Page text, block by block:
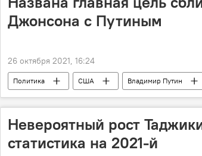
Джонсона с Путиным
26 октября 2021, 16:24
Политика США Владимир Путин
Обзор СМИ
Невероятный рост
статистика на 2021-й